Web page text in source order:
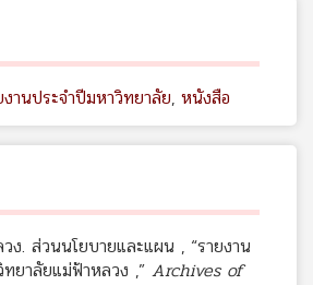
งานประจำปีมหาวิทยาลัย, หนังสือ
ง. ส่วนนโยบายและแผน , “รายงาน
ยาลัยแม่ฟ้าหลวง ,” Archives of